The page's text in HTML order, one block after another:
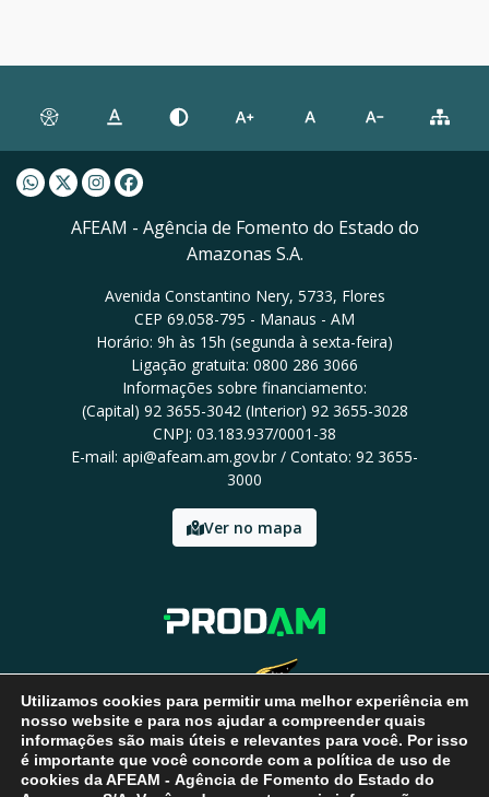
Whatsapp AFEAM
Twitter AFEAM
Instagram AFEAM
Facebook AFEAM
AFEAM - Agência de Fomento do Estado do
Amazonas S.A.
Avenida Constantino Nery, 5733, Flores
CEP 69.058-795 - Manaus - AM
Horário: 9h às 15h (segunda à sexta-feira)
Ligação gratuita: 0800 286 3066
Informações sobre financiamento:
(Capital) 92 3655-3042 (Interior) 92 3655-3028
CNPJ: 03.183.937/0001-38
E-mail: api@afeam.am.gov.br / Contato: 92 3655-
3000
Ver no mapa
Utilizamos cookies para permitir uma melhor experiência em
nosso website e para nos ajudar a compreender quais
informações são mais úteis e relevantes para você. Por isso
é importante que você concorde com a política de uso de
cookies da AFEAM - Agência de Fomento do Estado do